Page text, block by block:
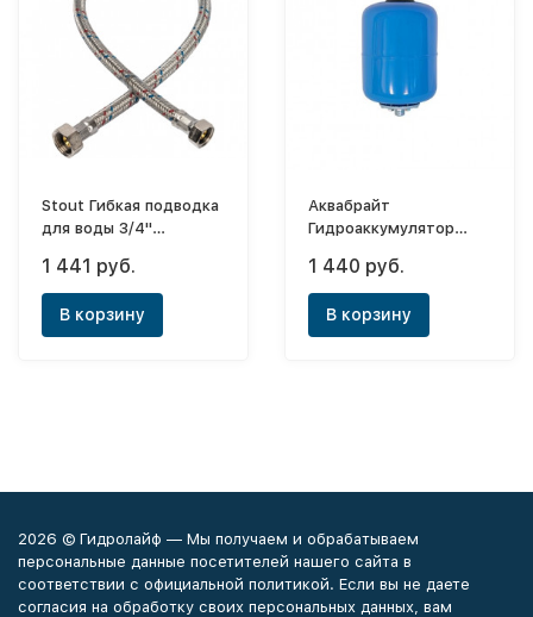
Stout Гибкая подводка
для воды 3/4"
1 441 руб.
В корзину
Аквабрайт
Гидроаккумулятор
(мембрана EPDM и
фланец сталь.)
1 440 руб.
В корзину
2026 © Гидролайф — Мы получаем и обрабатываем
персональные данные посетителей нашего сайта в
соответствии с официальной политикой. Если вы не даете
согласия на обработку своих персональных данных, вам